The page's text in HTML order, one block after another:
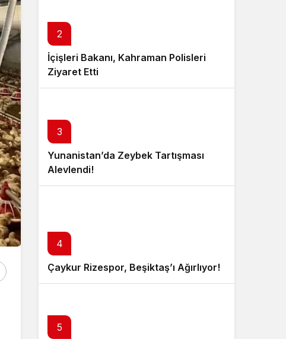
2
İçişleri Bakanı, Kahraman Polisleri
Ziyaret Etti
3
Yunanistan’da Zeybek Tartışması
Alevlendi!
4
Çaykur Rizespor, Beşiktaş’ı Ağırlıyor!
5